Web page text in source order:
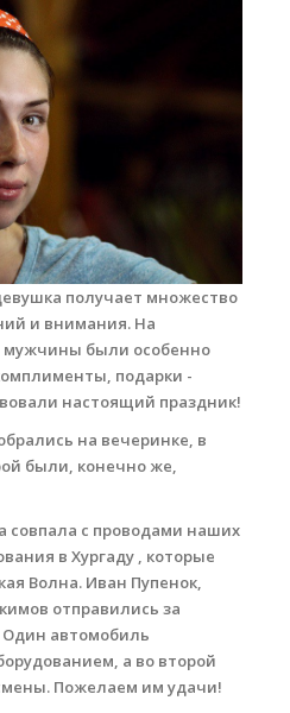
Дахаб
архив
Фотки
Видео
катания
Станции
Россия
виндсерфингу
Винг Фоил
получает множество
и внимания. На
мужчины были особенно
подарки -
настоящий праздник!
на вечеринке, в
были, конечно же,
совпала с проводами наших
в Хургаду , которые
Волна. Иван Пупенок,
отправились за
автомобиль
а во второй
Пожелаем им удачи!